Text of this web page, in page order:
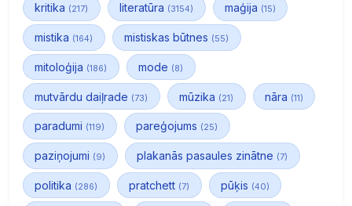
kritika (217) literatūra (3154) maģija (15)
mistika (164) mistiskas būtnes (55)
mitoloģija (186) mode (8)
mutvārdu daiļrade (73) mūzika (21) nāra (11)
paradumi (119) pareģojums (25)
paziņojumi (9) plakanās pasaules zinātne (7)
politika (286) pratchett (7) pūķis (40)